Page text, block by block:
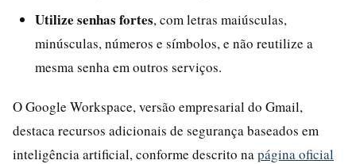
Utilize senhas fortes, com letras maiúsculas,
minúsculas, números e símbolos, e não reutilize a
mesma senha em outros serviços.
O Google Workspace, versão empresarial do Gmail,
destaca recursos adicionais de segurança baseados em
inteligência artificial, conforme descrito na página oficial